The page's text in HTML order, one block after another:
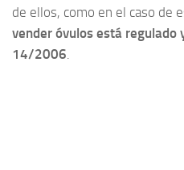
de ellos, como en el caso de
vender óvulos está regulado
14/2006